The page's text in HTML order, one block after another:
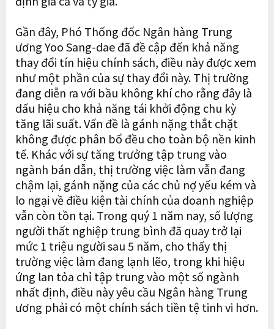
Gần đây, Phó Thống đốc Ngân hàng Trung
ương Yoo Sang-dae đã đề cập đến khả năng
thay đổi tín hiệu chính sách, điều này được xem
như một phần của sự thay đổi này. Thị trường
đang diễn ra với bầu không khí cho rằng đây là
dấu hiệu cho khả năng tái khởi động chu kỳ
tăng lãi suất. Vấn đề là gánh nặng thắt chặt
không được phân bổ đều cho toàn bộ nền kinh
tế. Khác với sự tăng trưởng tập trung vào
ngành bán dẫn, thị trường việc làm vẫn đang
chậm lại, gánh nặng của các chủ nợ yếu kém và
lo ngại về điều kiện tài chính của doanh nghiệp
vẫn còn tồn tại. Trong quý 1 năm nay, số lượng
người thất nghiệp trung bình đã quay trở lại
mức 1 triệu người sau 5 năm, cho thấy thị
trường việc làm đang lạnh lẽo, trong khi hiệu
ứng lan tỏa chỉ tập trung vào một số ngành
nhất định, điều này yêu cầu Ngân hàng Trung
ương phải có một chính sách tiền tệ tinh vi hơn.